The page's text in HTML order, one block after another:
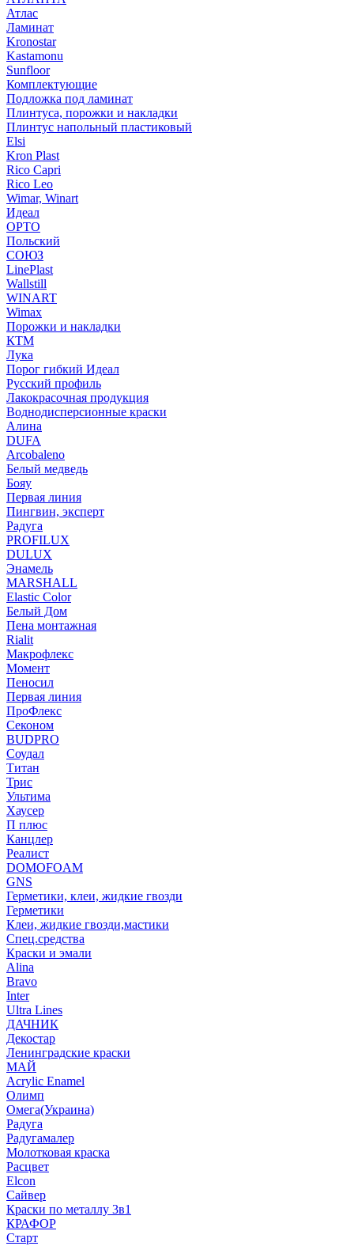
Атлас
Ламинат
Kronostar
Kastamonu
Sunfloor
Комплектующие
Подложка под ламинат
Плинтуса, порожки и накладки
Плинтус напольный пластиковый
Elsi
Kron Plast
Rico Capri
Rico Leo
Wimar, Winart
Идеал
ОРТО
Польский
СОЮЗ
LinePlast
Wallstill
WINART
Wimax
Порожки и накладки
КТМ
Лука
Порог гибкий Идеал
Русский профиль
Лакокрасочная продукция
Воднодисперсионные краски
Алина
DUFA
Arcobaleno
Белый медведь
Бояу
Первая линия
Пингвин, эксперт
Радуга
PROFILUX
DULUX
Энамель
MARSHALL
Elastic Color
Белый Дом
Пена монтажная
Rialit
Макрофлекс
Момент
Пеносил
Первая линия
ПроФлекс
Секоном
BUDPRO
Соудал
Титан
Трис
Ультима
Хаусер
П плюс
Канцлер
Реалист
DOMOFOAM
GNS
Герметики, клеи, жидкие гвозди
Герметики
Клеи, жидкие гвозди,мастики
Спец.средства
Краски и эмали
Alina
Bravo
Inter
Ultra Lines
ДАЧНИК
Декостар
Ленинградские краски
МАЙ
Acrylic Enamel
Олимп
Омега(Украина)
Радуга
Радугамалер
Молотковая краска
Расцвет
Elcon
Сайвер
Краски по металлу 3в1
КРАФОР
Старт